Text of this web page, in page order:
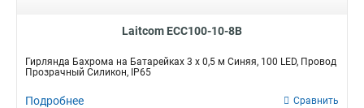
Laitcom ECC100-10-8B
Гирлянда Бахрома на Батарейках 3 х 0,5 м Синяя, 100 LED, Провод
Прозрачный Силикон, IP65
Подробнее Сравнить